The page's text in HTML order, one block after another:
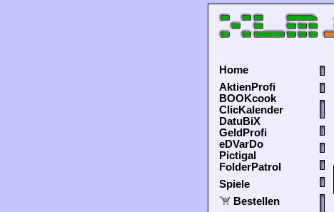
Home
AktienProfi
BOOKcook
ClicKalender
DatuBiX
GeldProfi
eDVarDo
Pictigal
FolderPatrol
Spiele
Bestellen